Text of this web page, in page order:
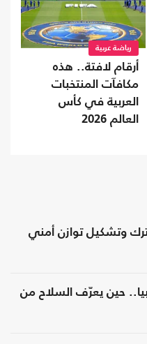
رياضة عربية
أرقام لافتة.. هذه
مكافآت المنتخبات
العربية في كأس
العالم 2026
وتشكيل توازن أمني
حين يعرّف السلاح من